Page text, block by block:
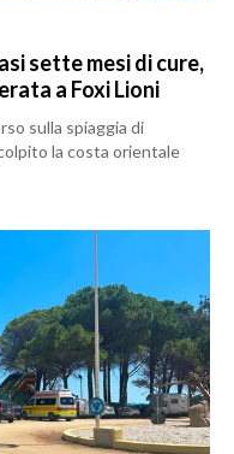
sette mesi di cure,
a Foxi Lioni
sulla spiaggia di
la costa orientale